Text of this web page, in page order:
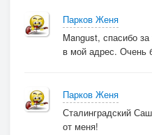
Парков Женя
Mangust, спасибо
в мой адрес. Очень
Парков Женя
Сталинградский
от меня!